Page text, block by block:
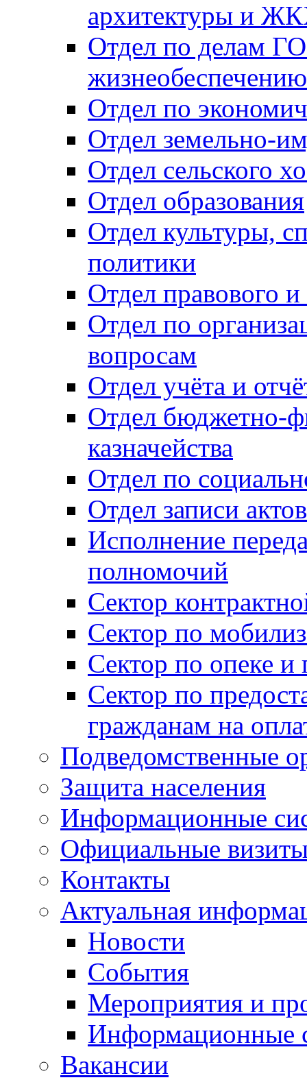
архитектуры и
Отдел по делам
Отдел по
Отдел земельно-
Отдел сельского
Отдел образования
Отдел культуры,
политики
Отдел правового
Отдел по
вопросам
Отдел учёта и
Отдел бюджетно-
казначейства
Отдел по
Отдел записи
Исполнение
полномочий
Сектор
Сектор по
Сектор по опеке и
Сектор по
гражданам на
Подведомственные
Защита населения
Информационные
Официальные
Контакты
Актуальная
Новости
События
Мероприятия и
Информационные
Вакансии